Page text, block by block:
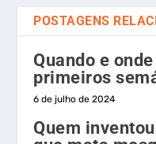
POSTAGENS
Quando e
primeiros
6 de julho de 2024
Quem